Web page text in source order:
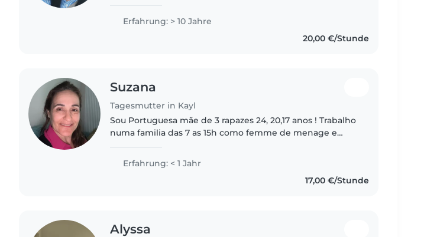
and passionate..
Erfahrung: > 10 Jahre
20,00 €/Stunde
Suzana
Tagesmutter in Kayl
Sou Portuguesa mãe de 3 rapazes 24, 20,17 anos ! Trabalho
numa familia das 7 as 15h como femme de menage e
ir para a creche..
Erfahrung: < 1 Jahr
17,00 €/Stunde
Alyssa